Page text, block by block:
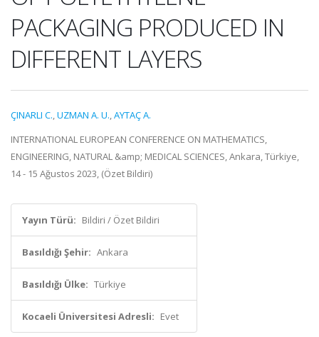
PACKAGING PRODUCED IN
DIFFERENT LAYERS
ÇINARLI C.,UZMAN A. U.,AYTAÇ A.
INTERNATIONAL EUROPEAN CONFERENCE ON MATHEMATICS,
ENGINEERING, NATURAL &amp; MEDICAL SCIENCES, Ankara, Türkiye,
14 - 15 Ağustos 2023, (Özet Bildiri)
Yayın Türü: Bildiri / Özet Bildiri
Basıldığı Şehir: Ankara
Basıldığı Ülke: Türkiye
Kocaeli Üniversitesi Adresli: Evet